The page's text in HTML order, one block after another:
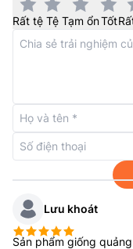
tiêu thụ hàng tháng.
Chức năng làm
Rất tệ Tệ Tạm ổnTốt
Lưu khoát
Sản phẩm giống